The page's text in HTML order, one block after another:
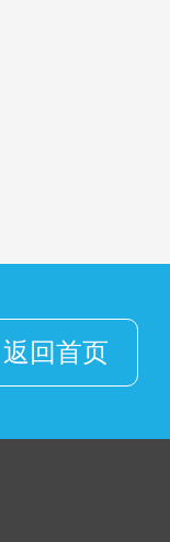
返回首页